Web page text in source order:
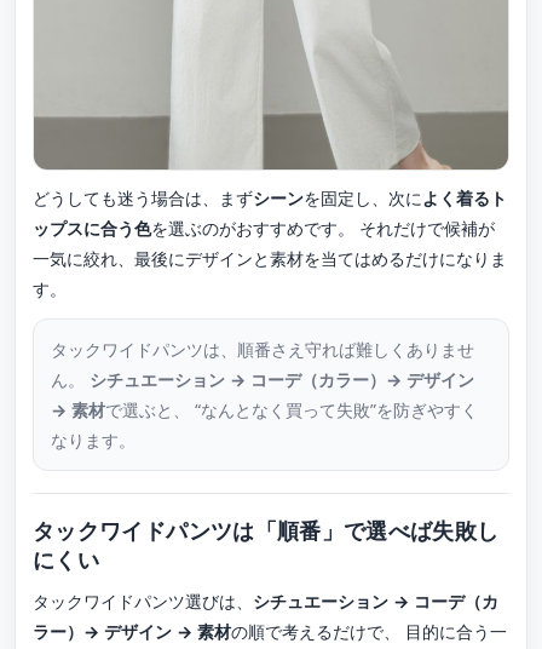
どうしても迷う場合は、まずシーンを固定し、次によく着るト
ップスに合う色を選ぶのがおすすめです。 それだけで候補が
一気に絞れ、最後にデザインと素材を当てはめるだけになりま
す。
タックワイドパンツは、順番さえ守れば難しくありませ
ん。 シチュエーション → コーデ（カラー）→ デザイン
→ 素材で選ぶと、 “なんとなく買って失敗”を防ぎやすく
なります。
タックワイドパンツは「順番」で選べば失敗し
にくい
タックワイドパンツ選びは、 シチュエーション → コーデ（カ
ラー）→ デザイン → 素材の順で考えるだけで、 目的に合う一